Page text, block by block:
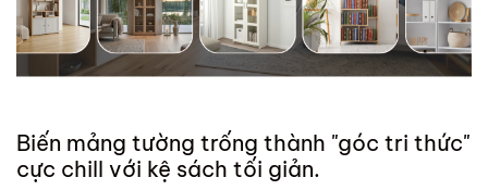
Biến mảng tường trống thành "góc tri thức"
cực chill với kệ sách tối giản.